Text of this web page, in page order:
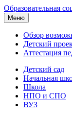
Образовательная
Меню
Обзор
Детский
Аттестация
Детский сад
Начальная
Школа
НПО и СПО
ВУЗ